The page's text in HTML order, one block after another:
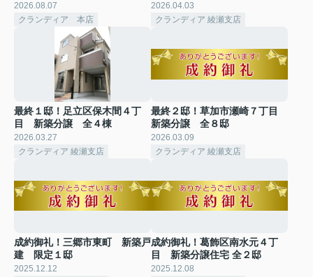
2026.08.07
クランディア 本店
2026.04.03
クランディア 綾瀬支店
最終１邸！足立区保木間４丁
目 新築分譲 全４棟
2026.03.27
クランディア 綾瀬支店
最終２邸！草加市瀬崎７丁目
新築分譲 全８邸
2026.03.09
クランディア 綾瀬支店
成約御礼！三郷市東町 新築戸
建 限定１邸
2025.12.12
成約御礼！葛飾区南水元４丁
目 新築分譲住宅 全２邸
2025.12.08